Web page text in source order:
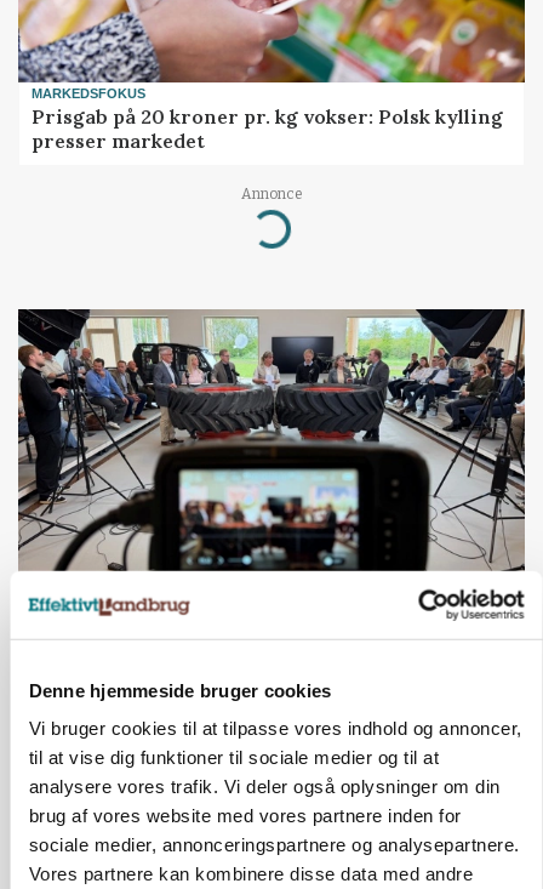
Denne hjemmeside bruger cookies
Vi bruger cookies til at tilpasse vores indhold og annoncer,
til at vise dig funktioner til sociale medier og til at
analysere vores trafik. Vi deler også oplysninger om din
brug af vores website med vores partnere inden for
sociale medier, annonceringspartnere og analysepartnere.
Vores partnere kan kombinere disse data med andre
MARKEDSFOKUS
Prisgab på 20 kroner pr. kg vokser: Polsk kylling
presser markedet
Annonce
Loading...
BUSINESS
Ejer eller medejer? Nyt tv-format udfordrer